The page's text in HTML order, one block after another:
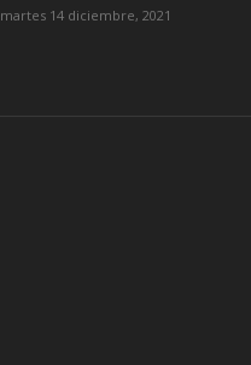
martes 14 diciembre, 2021